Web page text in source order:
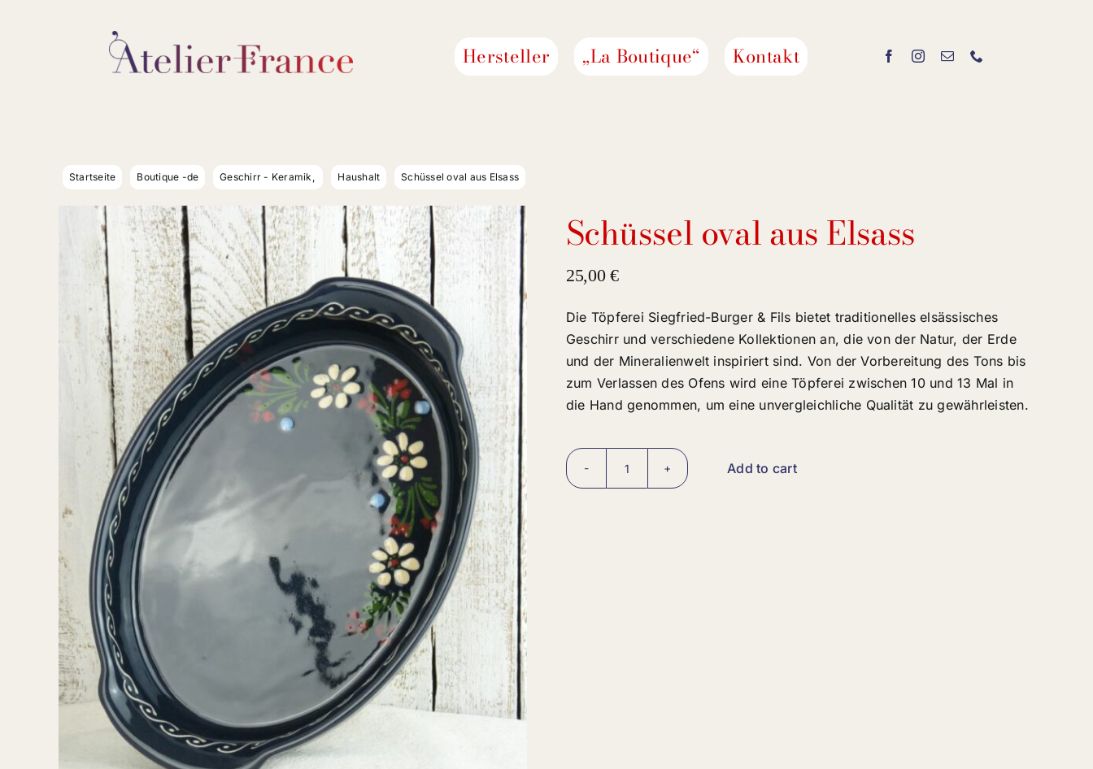
Hersteller „La Boutique“ Kontakt
Startseite Boutique -de Geschirr - Keramik Haushalt Schüssel oval aus Elsass
Schüssel oval aus Elsass
25,00 €
Die Töpferei Siegfried-Burger & Fils bietet traditionelles elsässisches
Geschirr und verschiedene Kollektionen an, die von der Natur, der Erde
und der Mineralienwelt inspiriert sind. Von der Vorbereitung des Tons bis
zum Verlassen des Ofens wird eine Töpferei zwischen 10 und 13 Mal in
die Hand genommen, um eine unvergleichliche Qualität zu gewährleisten.
Schüssel
Add to cart